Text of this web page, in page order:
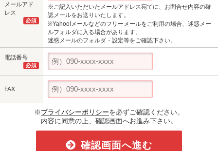
メールアド
レス
必須
※ご記入いただいたメールアドレス宛てに、お問合せ内容の確
認メールをお送りいたします。
※Yahoo!メールなどのフリーメールをご利用の場合、迷惑メー
ルフォルダに入る場合があります。
迷惑メールのフォルダ・設定等をご確認下さい。
電話番号
必須
FAX
※プライバシーポリシーを必ずご確認ください。
内容に同意の上、確認画面へお進み下さい。
確認画面へ進む